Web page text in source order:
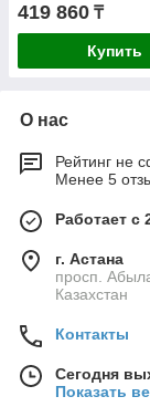
419 860 ₸
Купить
О нас
Рейтинг не
Менее 5
Работает с
г. Астана
просп.
Казахстан
Контакты
Сегодня
Показать